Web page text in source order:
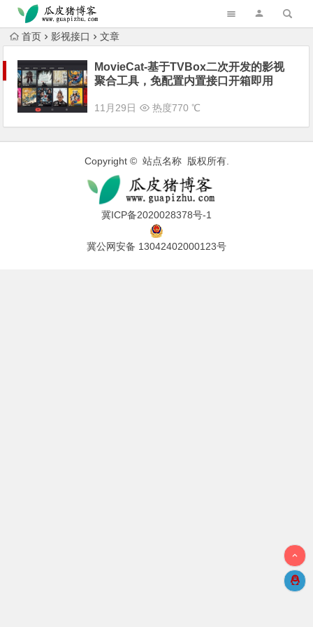
跳转到主内容
首页 影视接口 文章
MovieCat-基于TVBox二次开发的影视
聚合工具，免配置内置接口开箱即用
11月29日 热度770 ℃
Copyright © 站点名称 版权所有.
冀ICP备2020028378号-1
冀公网安备 13042402000123号